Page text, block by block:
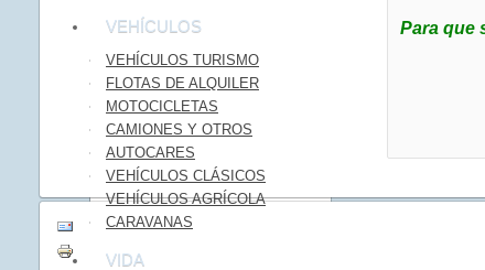
VEHÍCULOS
VEHÍCULOS TURISMO
FLOTAS DE ALQUILER
MOTOCICLETAS
CAMIONES Y OTROS
AUTOCARES
VEHÍCULOS CLÁSICOS
VEHÍCULOS AGRÍCOLA
CARAVANAS
VIDA
Para que